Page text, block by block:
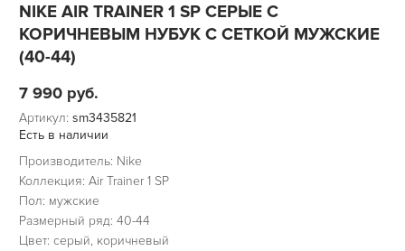
NIKE AIR TRAINER 1 SP СЕРЫЕ С
КОРИЧНЕВЫМ НУБУК С СЕТКОЙ МУЖСКИЕ
(40-44)
7 990 руб.
Артикул: sm3435821
Есть в наличии
Производитель: Nike
Коллекция: Air Trainer 1 SP
Пол: мужские
Размерный ряд: 40-44
Цвет: серый, коричневый